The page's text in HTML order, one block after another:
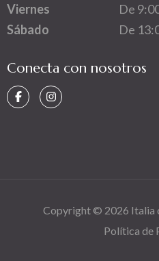
Viernes
De
Sábado
De
Conecta con nosotros
Copyright © 2026 Italia
Política de